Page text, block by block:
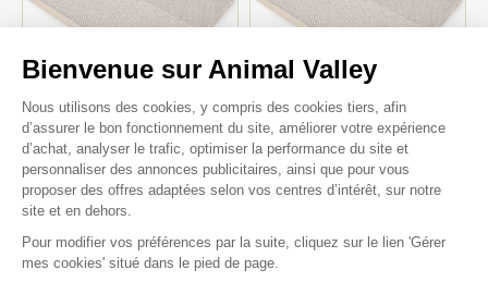
Bienvenue sur Animal Valley
Plateforme de Gestion du
Nous utilisons des cookies, y compris des cookies tiers, afin
d’assurer le bon fonctionnement du site, améliorer votre expérience
d’achat, analyser le trafic, optimiser la performance du site et
personnaliser des annonces publicitaires, ainsi que pour vous
proposer des offres adaptées selon vos centres d’intérêt, sur notre
site et en dehors.
Pour modifier vos préférences par la suite, cliquez sur le lien 'Gérer
mes cookies' situé dans le pied de page.
Axeptio consent
Recharge pour griffoir en carton
Chat va griffer dur 38x29x8cm -
WasaByCat
1,99 €
Recharge pour griffoir en carton
Chat va griffer dur 76x29x8cm -
WasaByCat
2,99 €